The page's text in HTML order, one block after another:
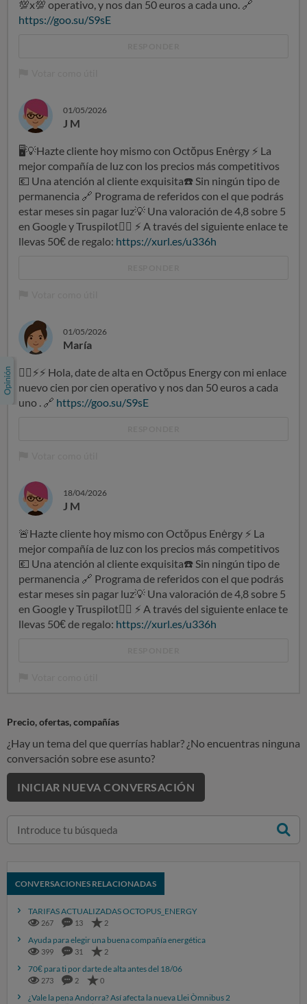
💯x💯 operativo, y nos dan 50 euros a cada uno. 🔗
https://goo.su/S9sE
01/05/2026
J M
🖥💡Hazte cliente hoy mismo con Octŏpus Enėrgy ⚡ La
mejor compañía de luz con los precios más competitivos
💶 Una atención al cliente exquisita☎️ Sin ningún tipo de
permanencia 🔗 Programa de referidos con el que podrás
estar meses sin pagar luz💡 Una valoración de 4,8 sobre 5
en Google y Truspilot👍🏻 ⚡ A través del siguiente enlace te
llevas 50€ de regalo: https://xurl.es/u336h
01/05/2026
María
👍🏻 ⚡⚡ Hola, date de alta en Octŏpus Energy con mi enlace
nuevo cien por cien operativo y nos dan 50 euros a cada
uno . 🔗 https://goo.su/S9sE
18/04/2026
J M
🚨Hazte cliente hoy mismo con Octŏpus Enėrgy ⚡ La
mejor compañía de luz con los precios más competitivos
💶 Una atención al cliente exquisita☎️ Sin ningún tipo de
permanencia 🔗 Programa de referidos con el que podrás
estar meses sin pagar luz💡 Una valoración de 4,8 sobre 5
en Google y Truspilot👍🏻 ⚡ A través del siguiente enlace te
llevas 50€ de regalo: https://xurl.es/u336h
Precio, ofertas, compañías
¿Hay un tema del que querrías hablar? ¿No encuentras ninguna
conversación sobre ese asunto?
INICIAR NUEVA CONVERSACIÓN
CONVERSACIONES RELACIONADAS
TARIFAS ACTUALIZADAS OCTOPUS_ENERGY
267 13 2
Ayuda para elegir una buena compañía energética
399 31 2
70€ para ti por darte de alta antes del 18/06
273 2 0
¿Vale la pena Andorra? Así afecta la nueva Llei Òmnibus 2